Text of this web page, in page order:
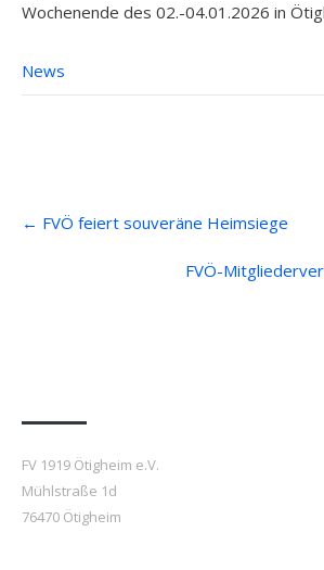
Wochenende des 02.-04.01.2026 in
News
Post
navigation
← FVÖ feiert souveräne Heimsiege
FVÖ-
FV 1919 Ötigheim e.V.
Mühlstraße 1d
76470 Ötigheim